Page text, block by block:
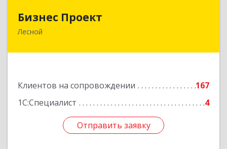
Бизнес Проект
Лесной
Клиентов на сопровождении
167
1С:Специалист
4
Отправить заявку
624200, Свердловская обл, Лесной г, Сиротина
Отправить заявку